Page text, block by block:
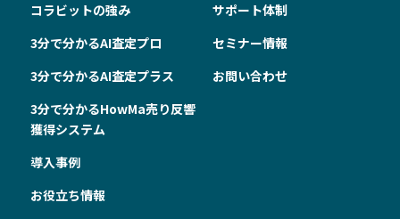
コラビットの強み
3分で分かるAI査定プロ
3分で分かるAI査定プラス
3分で分かるHowMa売り反響
獲得システム
導入事例
お役立ち情報
サポート体制
セミナー情報
お問い合わせ